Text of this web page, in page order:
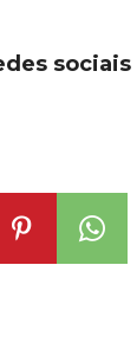
sociais